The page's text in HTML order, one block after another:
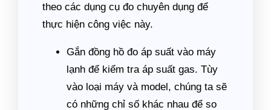
theo các dụng cụ đo chuyên dụng để
thực hiện công việc này.
Gắn đồng hồ đo áp suất vào máy
lạnh để kiểm tra áp suất gas. Tùy
vào loại máy và model, chúng ta sẽ
có những chỉ số khác nhau để so